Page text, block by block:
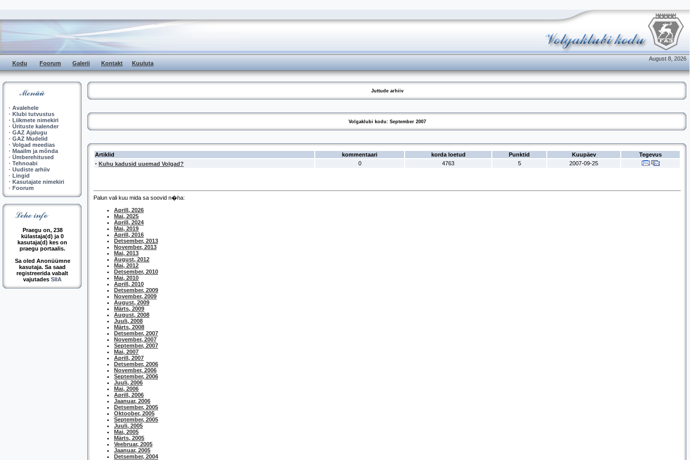
Kodu Foorum Galerii Kontakt Kuuluta
August 8, 2026
· Avalehele
· Klubi tutvustus
· Liikmete nimekiri
· Ürituste kalender
· GAZ Ajalugu
· GAZ Mudelid
· Volgad meedias
· Maailm ja mõnda
· Ümberehitused
· Tehnoabi
· Uudiste arhiiv
· Lingid
· Kasutajate nimekiri
· Foorum
Praegu on, 238
külastaja(d) ja 0
kasutaja(d) kes on
praegu portaalis.
Sa oled Anonüümne
kasutaja. Sa saad
registreerida vabalt
vajutades SIIA
Juttude arhiiv
Volgaklubi kodu: September 2007
Artiklid kommentaari korda loetud Punktid Kuupäev Tegevus
· Kuhu kadusid uuemad Volgad? 0 4763 5 2007-09-25
Palun vali kuu mida sa soovid n�ha:
Aprill, 2026
Mai, 2025
Aprill, 2024
Mai, 2019
Aprill, 2016
Detsember, 2013
November, 2013
Mai, 2013
August, 2012
Mai, 2012
Detsember, 2010
Mai, 2010
Aprill, 2010
Detsember, 2009
November, 2009
August, 2009
Märts, 2009
August, 2008
Juuli, 2008
Märts, 2008
Detsember, 2007
November, 2007
September, 2007
Mai, 2007
Aprill, 2007
Detsember, 2006
November, 2006
September, 2006
Juuli, 2006
Mai, 2006
Aprill, 2006
Jaanuar, 2006
Detsember, 2005
Oktoober, 2005
September, 2005
Juuli, 2005
Mai, 2005
Märts, 2005
Veebruar, 2005
Jaanuar, 2005
Detsember, 2004